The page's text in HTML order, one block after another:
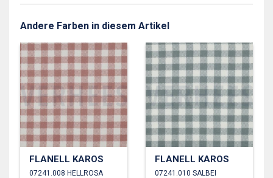
Andere Farben in diesem Artikel
FLANELL KAROS
07241.008 HELLROSA
FLANELL KAROS
07241.010 SALBEI